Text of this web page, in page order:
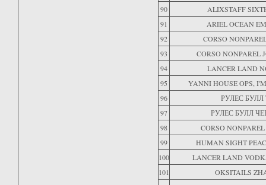
90
ALIXSTAFF
91
ARIEL OCEAN
92
CORSO
93
CORSO NONPAREL
94
LANCER LAND
95
YANNI HOUSE OPS,
96
РУЛЕС БУЛЛ
97
РУЛЕС БУЛЛ
98
CORSO
99
HUMAN SIGHT
100
LANCER LAND
101
OKSITAILS